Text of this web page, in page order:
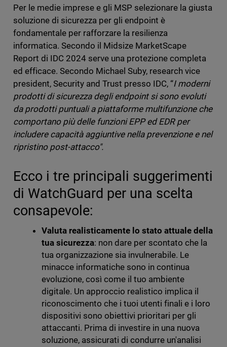
Per le medie imprese e gli MSP selezionare la giusta
soluzione di sicurezza per gli endpoint è
fondamentale per rafforzare la resilienza
informatica. Secondo il Midsize MarketScape
Report di IDC 2024 serve una protezione completa
ed efficace. Secondo Michael Suby, research vice
president, Security and Trust presso IDC, “I moderni
prodotti di sicurezza degli endpoint si sono evoluti
da prodotti puntuali a piattaforme multifunzione che
comportano più delle funzioni EPP ed EDR per
includere capacità aggiuntive nella prevenzione e nel
ripristino post-attacco".
Ecco i tre principali suggerimenti
di WatchGuard per una scelta
consapevole:
Valuta realisticamente lo stato attuale della
tua sicurezza: non dare per scontato che la
tua organizzazione sia invulnerabile. Le
minacce informatiche sono in continua
evoluzione, così come il tuo ambiente
digitale. Un approccio realistico implica il
riconoscimento che i tuoi utenti finali e i loro
dispositivi sono obiettivi prioritari per gli
attaccanti. Prima di investire in una nuova
soluzione, assicurati di condurre un'analisi